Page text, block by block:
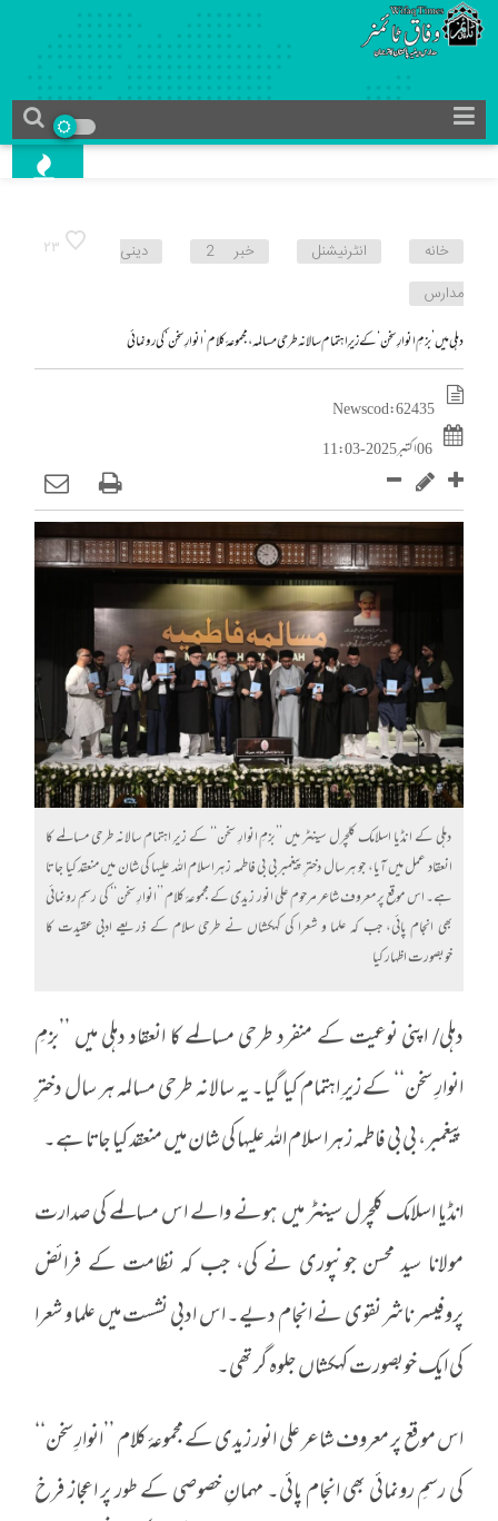
23 خانه انٹرنیشنل خبر 2
دینی
مدارس
دہلی میں’بزمِ انوارِ سخن‘ کے زیرِ اہتمام سالانہ طرحی مسالمہ،مجموعۂ کلام ’انوارِ سخن‘ کی رونمائی
News cod : 62435
06 اکتبر 2025 - 11:03
دہلی کے انڈیا اسلامک کلچرل سینٹر میں ’’بزمِ انوارِ سخن‘‘ کے زیرِ اہتمام سالانہ طرحی مسالمے کا
انعقاد عمل میں آیا، جو ہر سال دخترِ پیغمبر بی بی فاطمہ زہرا سلام اللہ علیہا کی شان میں منعقد کیا جاتا
ہے۔ اس موقع پر معروف شاعر مرحوم علی انور زیدی کے مجموعۂ کلام ’’انوارِ سخن‘‘ کی رسمِ رونمائی
بھی انجام پائی، جب کہ علما و شعرا کی کہکشاں نے طرحی سلام کے ذریعے ادبی عقیدت کا
خوبصورت اظہار کیا
دہلی/ اپنی نوعیت کے منفرد طرحی مسالمے کا انعقاد دہلی میں ’’بزمِ
انوارِ سخن‘‘ کے زیرِ اہتمام کیا گیا۔ یہ سالانہ طرحی مسالمہ ہر سال دخترِ
پیغمبر، بی بی فاطمہ زہرا سلام اللہ علیہا کی شان میں منعقد کیا جاتا ہے۔
انڈیا اسلامک کلچرل سینٹر میں ہونے والے اس مسالمے کی صدارت
مولانا سید محسن جونپوری نے کی، جب کہ نظامت کے فرائض
پروفیسر ناشر نقوی نے انجام دیے۔ اس ادبی نشست میں علما و شعرا
کی ایک خوبصورت کہکشاں جلوہ گر تھی۔
اس موقع پر معروف شاعر علی انور زیدی کے مجموعۂ کلام ’’انوارِ سخن‘‘
کی رسمِ رونمائی بھی انجام پائی۔ مہمانِ خصوصی کے طور پر اعجاز فرخ